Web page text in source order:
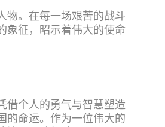
物。在每一场艰苦的战斗
象征，昭示着伟大的使命
借个人的勇气与智慧塑造
的命运。作为一位伟大的